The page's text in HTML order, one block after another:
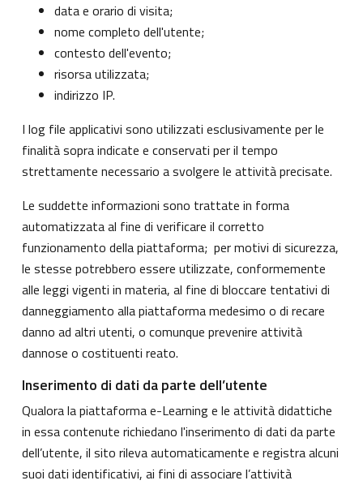
data e orario di visita;
nome completo dell'utente;
contesto dell'evento;
risorsa utilizzata;
indirizzo IP.
I log file applicativi sono utilizzati esclusivamente per le
finalità sopra indicate e conservati per il tempo
strettamente necessario a svolgere le attività precisate.
Le suddette informazioni sono trattate in forma
automatizzata al fine di verificare il corretto
funzionamento della piattaforma; per motivi di sicurezza,
le stesse potrebbero essere utilizzate, conformemente
alle leggi vigenti in materia, al fine di bloccare tentativi di
danneggiamento alla piattaforma medesimo o di recare
danno ad altri utenti, o comunque prevenire attività
dannose o costituenti reato.
Inserimento di dati da parte dell’utente
Qualora la piattaforma e-Learning e le attività didattiche
in essa contenute richiedano l'inserimento di dati da parte
dell’utente, il sito rileva automaticamente e registra alcuni
suoi dati identificativi, ai fini di associare l’attività